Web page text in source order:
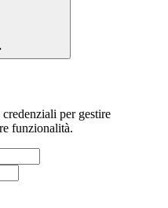
per gestire
funzionalità.